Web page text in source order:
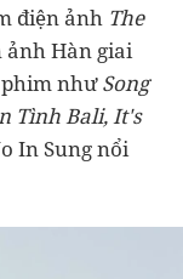
điện ảnh The
ảnh Hàn giai
phim nhưSong
Tình Bali, It's
In Sung nổi